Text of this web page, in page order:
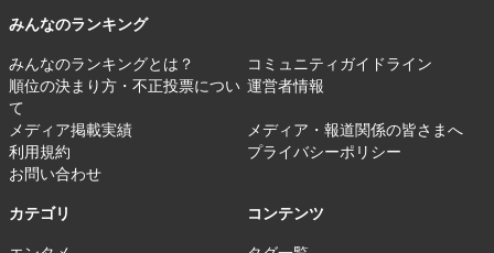
みんなのランキング
みんなのランキングとは？
コミュニティガイドライン
順位の決まり方・不正投票につい
て
運営者情報
メディア掲載実績
メディア・報道関係の皆さまへ
利用規約
プライバシーポリシー
お問い合わせ
カテゴリ コンテンツ